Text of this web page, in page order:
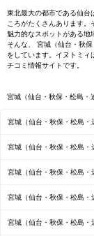
東北最大の都市である仙台
ころがたくさんあります
魅力的なスポットがある地
そんな、 宮城（仙台・秋
をしています。イヌトミィ
チコミ情報サイトです。
宮城（仙台・秋保・松島・
宮城（仙台・秋保・松島・
宮城（仙台・秋保・松島
宮城（仙台・秋保・松島・
宮城（仙台・秋保・松島
宮城（仙台・秋保・松島・